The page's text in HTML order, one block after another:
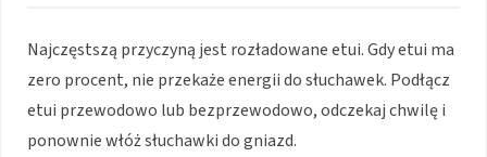
Najczęstszą przyczyną jest rozładowane etui. Gdy etui ma
zero procent, nie przekaże energii do słuchawek. Podłącz
etui przewodowo lub bezprzewodowo, odczekaj chwilę i
ponownie włóż słuchawki do gniazd.